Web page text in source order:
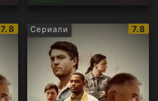
IMDb
рейтинг:
7.8 Сериали
IMDb
7.8